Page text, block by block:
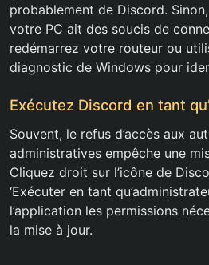
probablement de Discord.
votre PC ait des soucis de
redémarrez votre routeur ou
diagnostic de Windows pour
Exécutez Discord en tant
Souvent, le refus d’accès aux
administratives empêche une
Cliquez droit sur l’icône de
‘Exécuter en tant
l’application les permissions
la mise à jour.